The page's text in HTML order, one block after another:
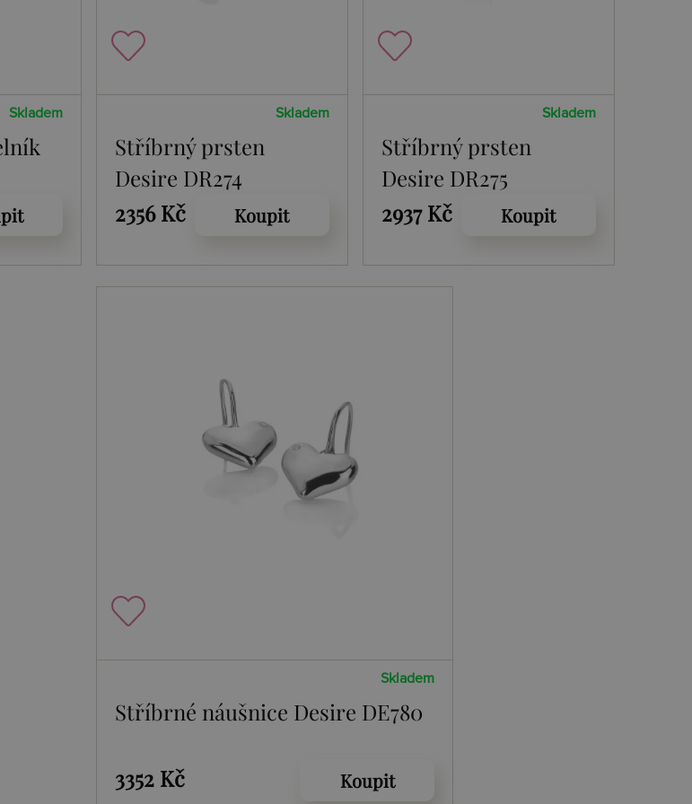
Skladem Skladem
Stříbrný prsten
Desire DR274
2356 Kč
Koupit
Skladem
Stříbrný prsten
Desire DR275
2937 Kč
Koupit
Skladem
Stříbrné náušnice Desire DE780
3352 Kč Koupit